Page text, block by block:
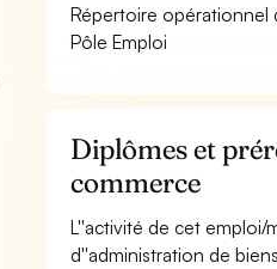
Répertoire opérationnel
Pôle Emploi
Diplômes et
commerce
L''activité de cet emploi/
d''administration de